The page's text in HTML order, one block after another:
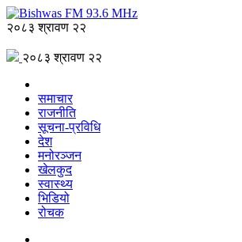
२०८३ श्रावण २२
२०८३ श्रावण २२
समाचार
राजनीति
सूचना-प्रविधि
देश
मनोरञ्जन
खेलकुद
स्वास्थ्य
भिडियो
रोचक